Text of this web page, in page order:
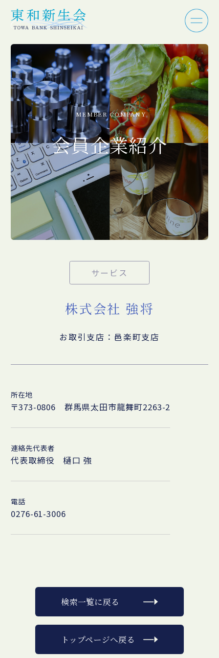
MEMBER COMPANY
会員企業紹介
サービス
株式会社 強将
お取引支店：邑楽町支店
所在地
〒373-0806 群馬県太田市龍舞町2263-2
連絡先代表者
代表取締役 樋口 強
電話
0276-61-3006
検索一覧に戻る
トップページへ戻る